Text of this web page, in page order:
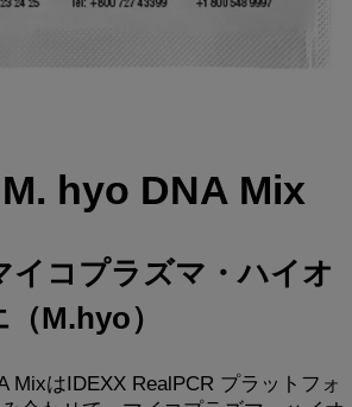
hyo DNA Mix
イコプラズマ・ハイオ
M.hyo）
MixはIDEXX RealPCR プラットフォ